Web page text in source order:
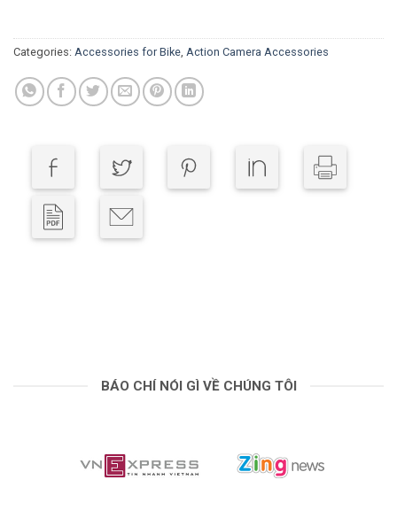
Categories: Accessories for Bike Action Camera Accessories
BÁO CHÍ NÓI GÌ VỀ CHÚNG TÔI